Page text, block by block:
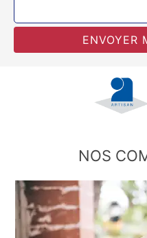
NOS